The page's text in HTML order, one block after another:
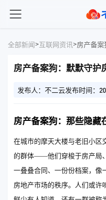
全部新闻>互联网资讯>房产备案
房产备案狗：默默守护
发布人：不二云发布时间：
房产备案狗：那些隐藏
在城市的摩天大楼与老旧小区
的群体——他们穿梭于房产局
一叠叠合同、一份份档案，像
房地产市场的秩序。人们或许